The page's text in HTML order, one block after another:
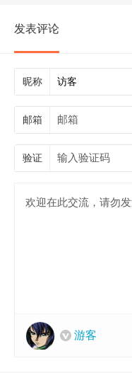
发表评论
昵称
邮箱
验证
游客